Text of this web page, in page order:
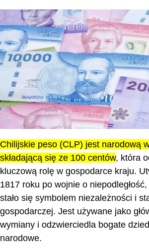
NAJCZĘŚCIEJ ZADAWANE
Chilijskie peso (CLP) jest narodową
składającą się ze 100 centów, która
kluczową rolę w gospodarce kraju.
1817 roku po wojnie o
stało się symbolem niezależności i
gospodarczej. Jest używane jako
wymiany i odzwierciedla bogate
narodowe.